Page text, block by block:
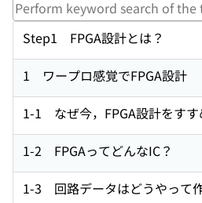
Step1 FPGA設計とは？
1 ワープロ感覚でFPGA設計
1-1 なぜ今，FPGA設計をすす
1-2 FPGAってどんなIC？
1-3 回路データはどうやって